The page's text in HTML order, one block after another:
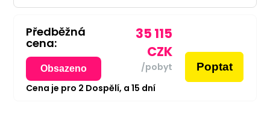
Předběžná
cena:
Obsazeno
35 115
CZK
/pobyt Poptat
Cena je pro 2 Dospělí, a 15 dní